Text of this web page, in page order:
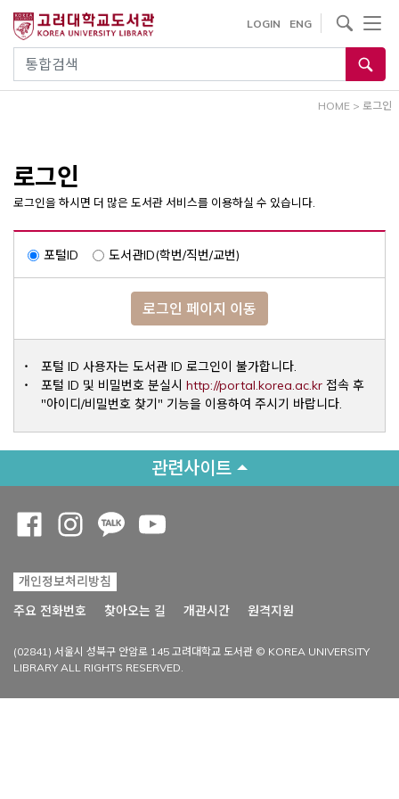
건
통합검색
LOGIN ENG
사이트내 검색
HOME > 로그인
로그인
로그인을 하시면 더 많은 도서관 서비스를 이용하실 수 있습니다.
포털ID 도서관ID(학번/직번/교번)
로그인 페이지 이동
포털 ID 사용자는 도서관 ID 로그인이 불가합니다.
포털 ID 및 비밀번호 분실시 http://portal.korea.ac.krOpens a
접속 후
"아이디/비밀번호 찾기" 기능을 이용하여 주시기 바랍니다.
관련사이트
개인정보처리방침
주요 전화번호
찾아오는 길 개관시간 원격지원
(02841) 서울시 성북구 안암로 145 고려대학교 도서관 © KOREA UNIVERSITY
LIBRARY ALL RIGHTS RESERVED.
Opens a new window
Opens a new window
Opens a new window